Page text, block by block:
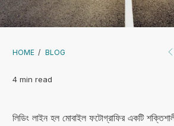
HOME / BLOG
4 min read
লিডিং লাইন হল মোবাইল ফটোগ্রাফির একটি